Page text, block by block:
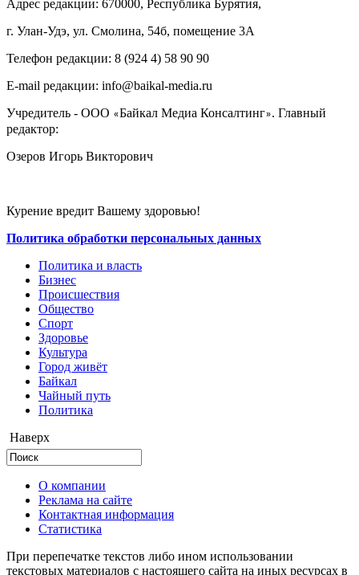
Адрес редакции: 670000, Республика Бурятия,
г. Улан-Удэ, ул. Смолина, 54б, помещение 3А
Телефон редакции: ‎‎8 (924 4) 58 90 90
E-mail редакции: info@baikal-media.ru
Учредитель - ООО «Байкал Медиа Консалтинг». Главный
редактор:
Озеров Игорь Викторович
Курение вредит Вашему здоровью!
Политика обработки персональных данных
Политика и власть
Бизнес
Происшествия
Общество
Cпорт
Здоровье
Культура
Город живёт
Байкал
Чайный путь
Политика
Наверх
О компании
Реклама на сайте
Контактная информация
Статистика
При перепечатке текстов либо ином использовании
текстовых материалов с настоящего сайта на иных ресурсах в